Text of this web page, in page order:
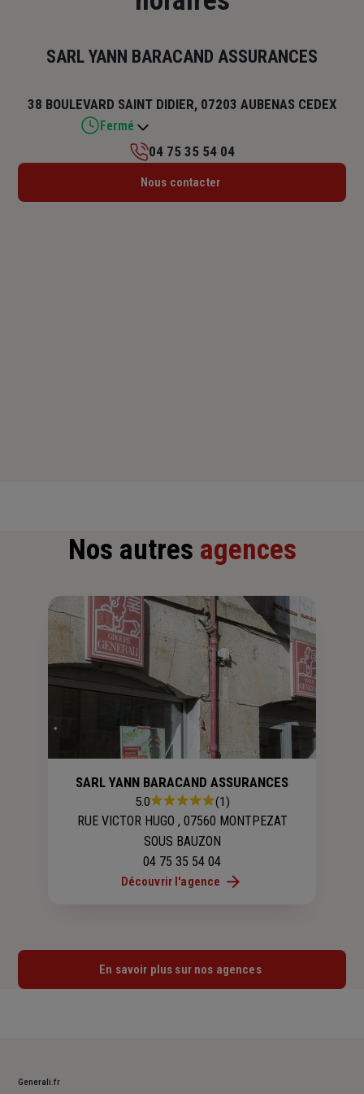
SARL YANN BARACAND ASSURANCES
38 BOULEVARD SAINT DIDIER, 07203 AUBENAS CEDEX
Fermé
Lundi : 14h – 17h30
04 75 35 54 04
Nous contacter
Nos autres agences
SARL YANN BARACAND ASSURANCES
Note
:
5.0
sur
étoiles
5.0 (1)
RUE VICTOR HUGO , 07560 MONTPEZAT
SOUS BAUZON
04 75 35 54 04
Découvrir l'agence
En savoir plus sur nos agences
Generali.fr